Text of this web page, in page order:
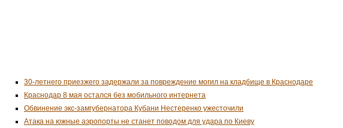
30-летнего приезжего задержали за повреждение могил на кладбище в Краснодаре
Краснодар 8 мая остался без мобильного интернета
Обвинение экс-замгубернатора Кубани Нестеренко ужесточили
Атака на южные аэропорты не станет поводом для удара по Киеву